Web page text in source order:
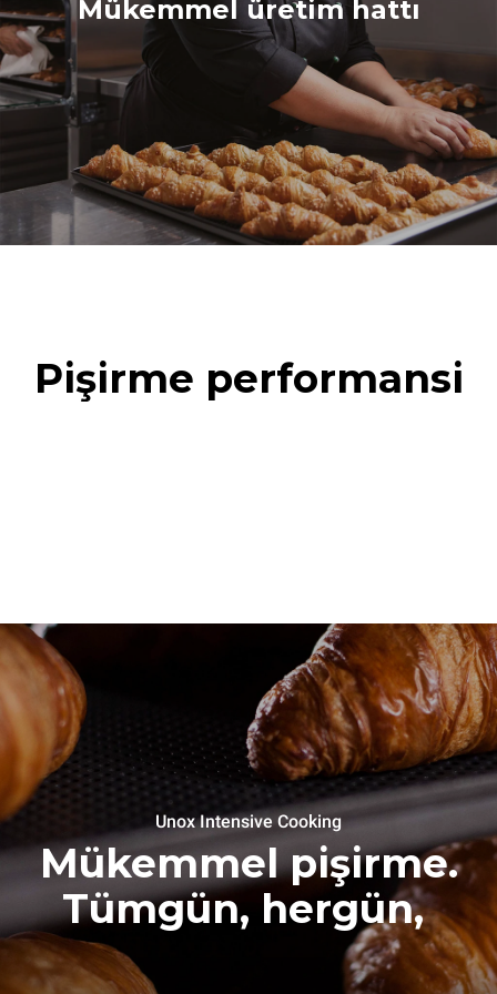
Mükemmel üretim hattı
Pişirme performansi
Unox Intensive Cooking
Mükemmel pişirme.
Tümgün, hergün,